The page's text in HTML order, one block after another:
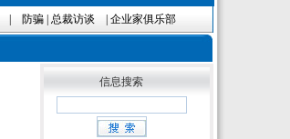
防骗 总裁访谈 企业家俱乐部
信息搜索